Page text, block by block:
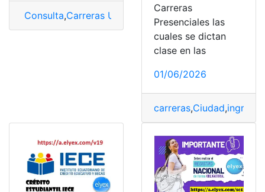
Consulta,Carreras UPSE ingreso universidad
Carreras
Presenciales las
cuales se dictan
clase en las
01/06/2026
carreras,Ciudad,ingreso